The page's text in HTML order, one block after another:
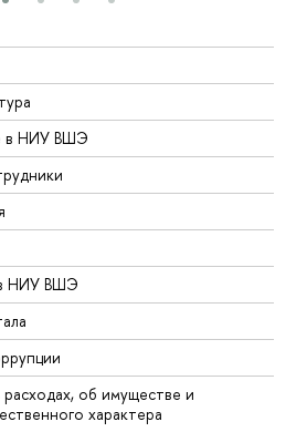
в НИУ ВШЭ
НИУ ВШЭ
об имуществе и
характера